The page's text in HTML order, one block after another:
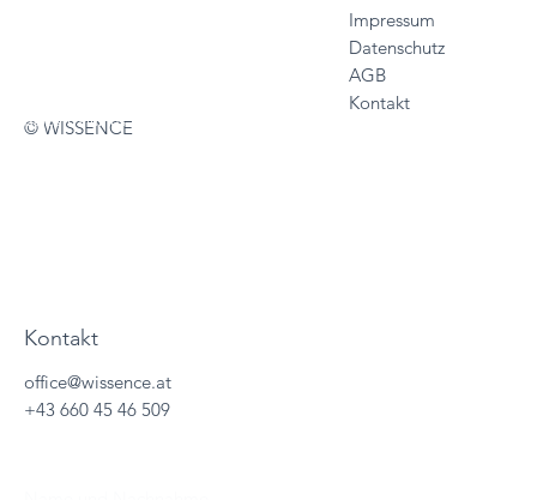
© WISSENCE
Sales Trainings
Impressum
Datenschutz
AGB
Kontakt
Kontakt
office@wissence.at
+43 660 45 46 509